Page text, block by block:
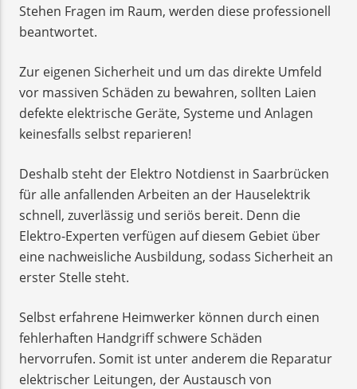
Stehen Fragen im Raum, werden diese professionell
beantwortet.
Zur eigenen Sicherheit und um das direkte Umfeld
vor massiven Schäden zu bewahren, sollten Laien
defekte elektrische Geräte, Systeme und Anlagen
keinesfalls selbst reparieren!
Deshalb steht der Elektro Notdienst in Saarbrücken
für alle anfallenden Arbeiten an der Hauselektrik
schnell, zuverlässig und seriös bereit. Denn die
Elektro-Experten verfügen auf diesem Gebiet über
eine nachweisliche Ausbildung, sodass Sicherheit an
erster Stelle steht.
Selbst erfahrene Heimwerker können durch einen
fehlerhaften Handgriff schwere Schäden
hervorrufen. Somit ist unter anderem die Reparatur
elektrischer Leitungen, der Austausch von